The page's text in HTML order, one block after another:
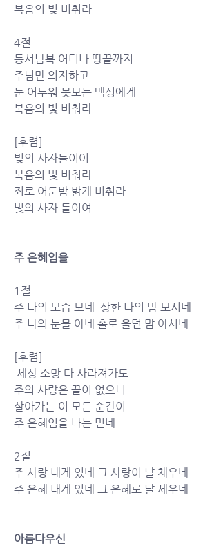
복음의 빛 비춰라
4절
동서남북 어디나 땅끝까지
주님만 의지하고
눈 어두워 못보는 백성에게
복음의 빛 비춰라
[후렴]
빛의 사자들이여
복음의 빛 비춰라
죄로 어둔밤 밝게 비춰라
빛의 사자 들이여
주 은혜임을
1절
주 나의 모습 보네  상한 나의 맘 보시네
주 나의 눈물 아네 홀로 울던 맘 아시네
[후렴]
세상 소망 다 사라져가도
주의 사랑은 끝이 없으니
살아가는 이 모든 순간이
주 은혜임을 나는 믿네
2절
주 사랑 내게 있네 그 사랑이 날 채우네
주 은혜 내게 있네 그 은혜로 날 세우네
아름다우신